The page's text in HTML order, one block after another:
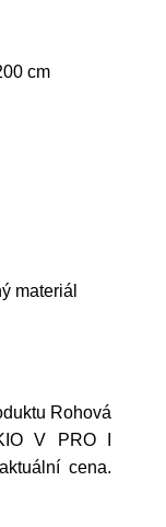
cm
materiál
Rohová
V PRO I
cena.